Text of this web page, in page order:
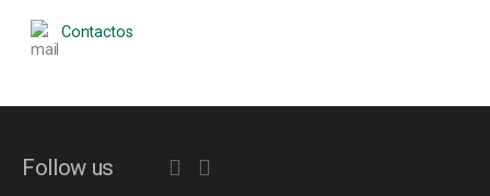
Contactos
Follow us